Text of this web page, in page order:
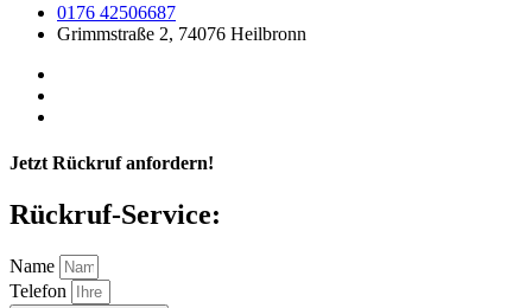
0176 42506687
Grimmstraße 2, 74076 Heilbronn
Jetzt Rückruf anfordern!
Rückruf-Service:
Name
Telefon